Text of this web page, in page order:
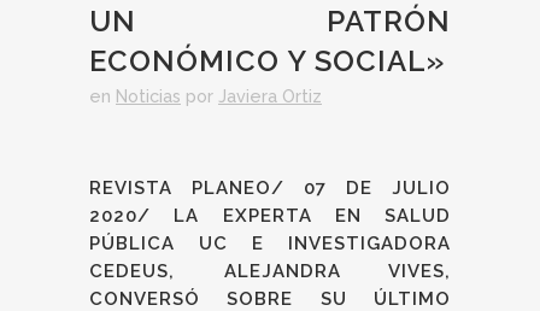
UN PATRÓN
ECONÓMICO Y SOCIAL»
en Noticias por Javiera Ortiz
REVISTA PLANEO/ 07 DE JULIO
2020/ LA EXPERTA EN SALUD
PÚBLICA UC E INVESTIGADORA
CEDEUS, ALEJANDRA VIVES,
CONVERSÓ SOBRE SU ÚLTIMO